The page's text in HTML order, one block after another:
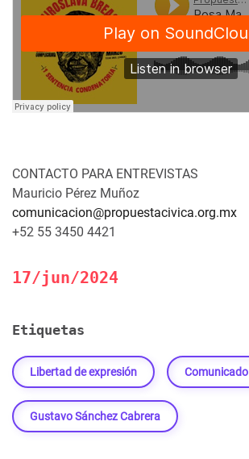
CONTACTO PARA ENTREVISTAS
Mauricio Pérez Muñoz
comunicacion@propuestacivica.org.mx
+52 55 3450 4421
17/jun/2024
Etiquetas
Libertad de expresión Comunicado
Gustavo Sánchez Cabrera